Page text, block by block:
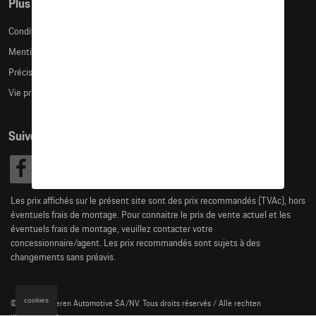
Plus d'informations
Conditions de vente
Mentions légales
Précision des tailles
Vie privée
Suivez nous
Les prix affichés sur le présent site sont des prix recommandés (TVAc), hors
éventuels frais de montage. Pour connaitre le prix de vente actuel et les
éventuels frais de montage, veuillez contacter votre
concessionnaire/agent. Les prix recommandés sont sujets à des
changements sans préavis.
© 2026 D'Ieteren Automotive SA/NV. Tous droits réservés / Alle rechten
cookies